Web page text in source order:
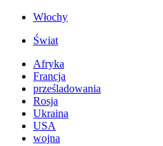
Włochy
Świat
Afryka
Francja
prześladowania
Rosja
Ukraina
USA
wojna